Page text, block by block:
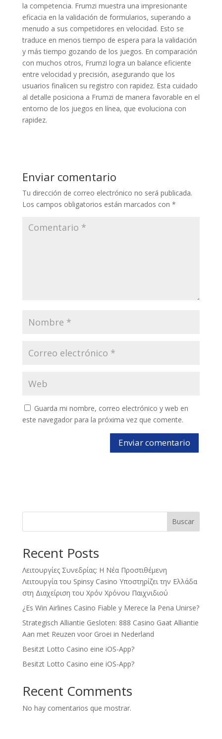
la competencia. Frumzi muestra una impresionante
eficacia en la validación de formularios, superando a
menudo a sus competidores en velocidad. Esto se
traduce en menos tiempo de espera para la validación
y más tiempo gozando de los juegos. En comparación
con muchos otros, Frumzi logra un balance eficiente
entre velocidad y precisión, asegurando que los
usuarios finalicen su registro con rapidez. Esta cuidado
al detalle posiciona a Frumzi de manera favorable en el
entorno de los juegos en línea, que evoluciona con
rapidez.
Enviar comentario
Tu dirección de correo electrónico no será publicada.
Los campos obligatorios están marcados con *
Guarda mi nombre, correo electrónico y web en
este navegador para la próxima vez que comente.
Buscar
Recent Posts
Λειτουργίες Συνεδρίας: Η Νέα Προστιθέμενη
Λειτουργία του Spinsy Casino Υποστηρίζει την Ελλάδα
στη Διαχείριση του Χρόν Χρόνου Παιχνιδιού
¿Es Win Airlines Casino Fiable y Merece la Pena Unirse?
Strategisch Alliantie Gesloten: 888 Casino Gaat Alliantie
Aan met Reuzen voor Groei in Nederland
Besitzt Lotto Casino eine iOS-App?
Besitzt Lotto Casino eine iOS-App?
Recent Comments
No hay comentarios que mostrar.